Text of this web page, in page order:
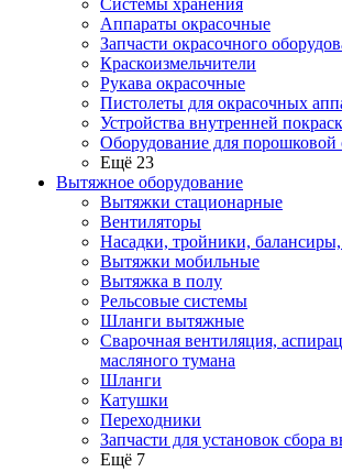
Системы хранения
Аппараты окрасочные
Запчасти окрасочного
Краскоизмельчители
Рукава окрасочные
Пистолеты для окрасочных
Устройства внутренней
Оборудование для порошковой
Ещё 23
Вытяжное оборудование
Вытяжки стационарные
Вентиляторы
Насадки, тройники,
Вытяжки мобильные
Вытяжка в полу
Рельсовые системы
Шланги вытяжные
Сварочная вентиляция,
масляного тумана
Шланги
Катушки
Переходники
Запчасти для установок сбора
Ещё 7